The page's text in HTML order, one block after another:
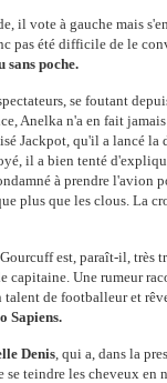
il vote à gauche mais
pas été difficile de le
sans poche.
se foutant
Anelka n'a en fait
Jackpot, qu'il a lancé la
il a bien tenté
à prendre l'avion
plus que les clous. La
est, paraît-il, très
capitaine. Une rumeur
de footballeur et
Sapiens.
Denis, qui a, dans la
teindre les cheveux en